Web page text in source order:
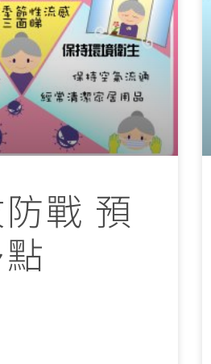
戰 預